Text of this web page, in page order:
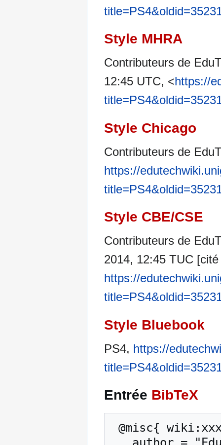
Style MHRA
Contributeurs de
12:45 UTC, <https://
Style Chicago
Contributeurs de
https://
Style CBE/CSE
Contributeurs de
2014, 12:45 TUC
https://
Style Bluebook
PS4, https://
Entrée BibTeX